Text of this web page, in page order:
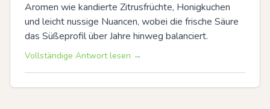
Aromen wie kandierte Zitrusfrüchte, Honigkuchen
und leicht nussige Nuancen, wobei die frische Säure
das Süßeprofil über Jahre hinweg balanciert.
Vollständige Antwort lesen →